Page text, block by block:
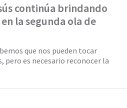
continúa brindando
la segunda ola de
que nos pueden tocar
pero es necesario reconocer la